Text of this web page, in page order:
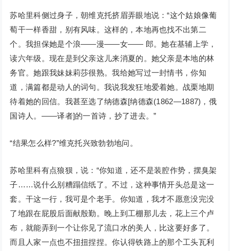
苏哈里科侧过身子，朝维克托挤眉弄眼地说：“这个姑娘像葡
萄干一样香甜，别有风味。这样的，本地再也找不出第二
个。我担保她是个浪——漫——女—— 郎。她在基辅上学，
读六年级。现在是到父亲这儿来消夏的。她父亲是本地的林
务官。她跟我妹妹莉莎很熟。我给她写过一封情书，你知
道，满篇都是动人的词句。我说我发狂地爱着她。战栗地期
待着她的回信。我甚至选了纳德森[纳德森(1862—1887)，俄
国诗人。——译者]的一首诗，抄了进去。”
“结果怎么样?”维克托兴致勃勃地问。
苏哈里科有点狼狈，说：“你知道，还不是装腔作势，摆臭架
子……说什么别糟蹋信纸了。不过，这种事情开头总是这一
套。干这一行，我可是个老手。你知道，我才不愿意没完没
了地跟在屁股后面献殷勤。晚上到工棚那儿去，花上三个卢
布，就能弄到一个让你见了流口水的美人，比这要好多了。
而且人家一点也不扭扭捏捏。你认得铁路上的那个工头瓦利